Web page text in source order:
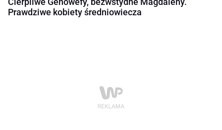
Prawdziwe kobiety średniowiecza